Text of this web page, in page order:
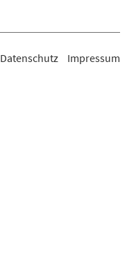
Datenschutz Impressum